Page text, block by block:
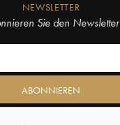
NEWSLETTER
Sie den Newsletter